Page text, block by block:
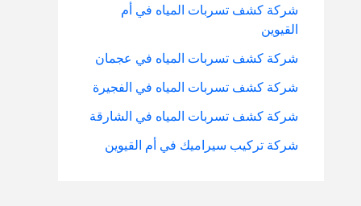
شركة كشف تسربات المياه في أم
القيوين
شركة كشف تسربات المياه في عجمان
شركة كشف تسربات المياه في الفجيرة
شركة كشف تسربات المياه في الشارقة
شركة تركيب سيراميك في أم القيوين